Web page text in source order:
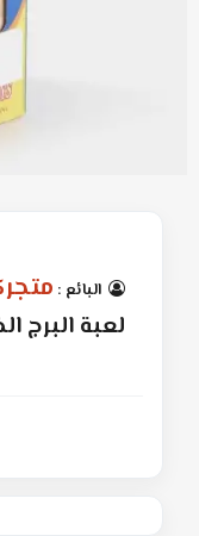
البائع :
لعبة البرج